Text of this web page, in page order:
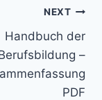
NEXT
Handbuch der
–
PDF